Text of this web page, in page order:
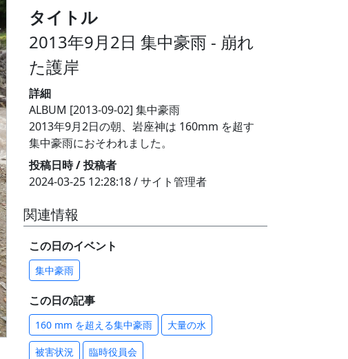
タイトル
2013年9月2日 集中豪雨 - 崩れ
た護岸
詳細
ALBUM [2013-09-02] 集中豪雨
2013年9月2日の朝、岩座神は 160mm を超す
集中豪雨におそわれました。
投稿日時 / 投稿者
2024-03-25 12:28:18 / サイト管理者
関連情報
この日のイベント
集中豪雨
この日の記事
160 mm を超える集中豪雨 大量の水
被害状況 臨時役員会